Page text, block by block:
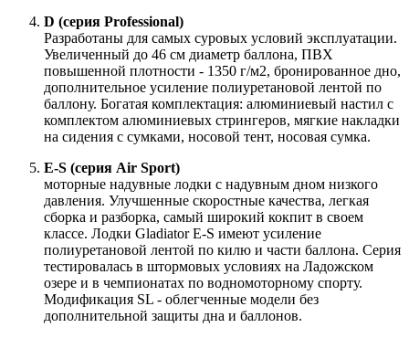
D (серия Professional)
Разработаны для самых суровых условий эксплуатации.
Увеличенный до 46 см диаметр баллона, ПВХ
повышенной плотности - 1350 г/м2, бронированное дно,
дополнительное усиление полиуретановой лентой по
баллону. Богатая комплектация: алюминиевый настил с
комплектом алюминиевых стрингеров, мягкие накладки
на сидения с сумками, носовой тент, носовая сумка.
E-S (серия Air Sport)
моторные надувные лодки с надувным дном низкого
давления. Улучшенные скоростные качества, легкая
сборка и разборка, самый широкий кокпит в своем
классе. Лодки Gladiator E-S имеют усиление
полиуретановой лентой по килю и части баллона. Серия
тестировалась в штормовых условиях на Ладожском
озере и в чемпионатах по водномоторному спорту.
Модификация SL - облегченные модели без
дополнительной защиты дна и баллонов.